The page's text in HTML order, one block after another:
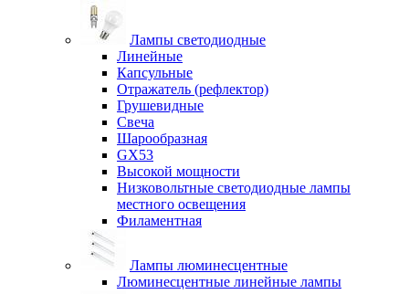
Лампы светодиодные
Линейные
Капсульные
Отражатель (рефлектор)
Грушевидные
Свеча
Шарообразная
GX53
Высокой мощности
Низковольтные светодиодные лампы
местного освещения
Филаментная
Лампы люминесцентные
Люминесцентные линейные лампы